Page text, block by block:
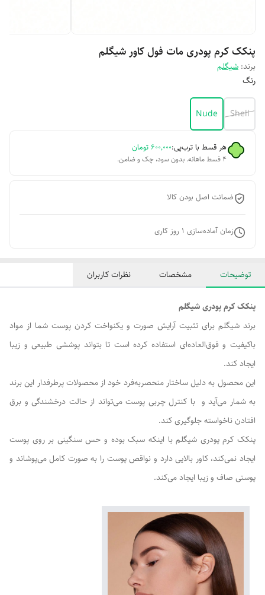
پنکک کرم پودری مات فول کاور شیگلم
برند: شیگلم
رنگ
Shell
Nude
هر قسط با ترب‌پی:۶۰۰٬۰۰۰ تومان
۴ قسط ماهانه. بدون سود، چک و ضامن.
ضمانت اصل بودن کالا
زمان آماده‌سازی 1 روز کاری
توضیحات مشخصات نظرات کاربران
پنکک کرم پودری شیگلم
برند شیگلم برای تثبیت آرایش صورت و یکنواخت کردن پوست شما از مواد
باکیفیت و فوق‌العاده‌ای استفاده کرده است تا بتواند پوششی طبیعی و زیبا
ایجاد کند.
این محصول به دلیل ساختار منحصربه‌فرد خود از محصولات پرطرفدار این برند
به شمار می‌آید و با کنترل چربی پوست می‌تواند از حالت درخشندگی و برق
افتادن ناخواسته جلوگیری کند.
پنکک کرم پودری شیگلم با اینکه سبک بوده و حس سنگینی بر روی پوست
ایجاد نمی‌کند، کاور بالایی دارد و نواقص پوست را به صورت کامل می‌پوشاند و
پوستی صاف و زیبا ایجاد می‌کند.